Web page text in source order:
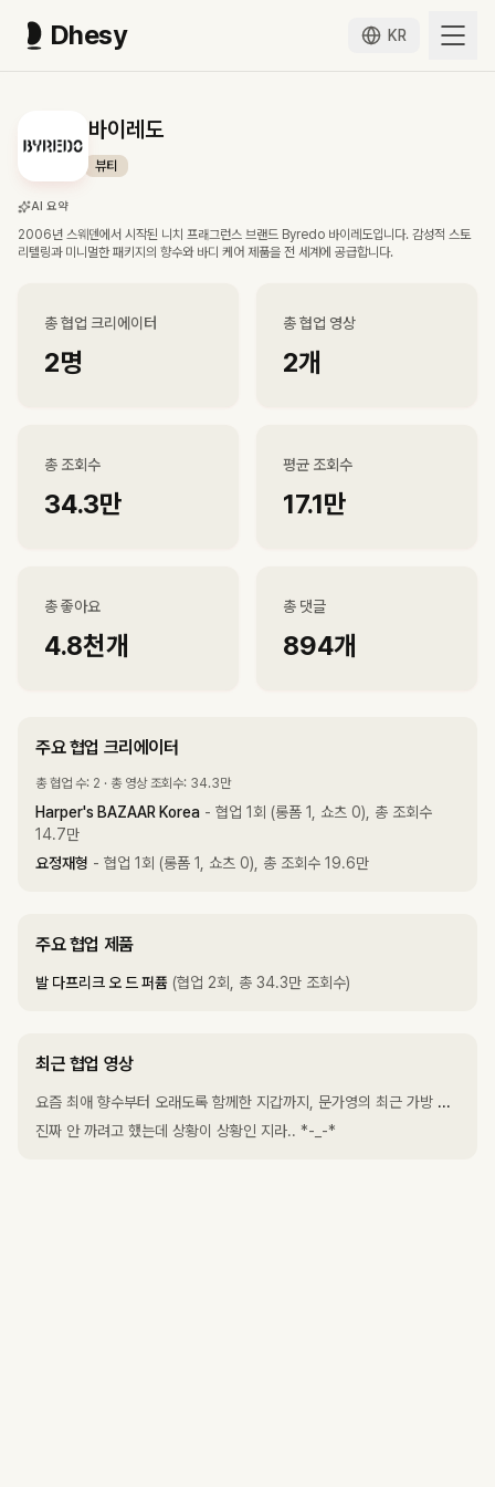
Dhesy KR
바이레도
뷰티
AI 요약
2006년 스웨덴에서 시작된 니치 프래그런스 브랜드 Byredo 바이레도입니다. 감성적 스토
리텔링과 미니멀한 패키지의 향수와 바디 케어 제품을 전 세계에 공급합니다.
총 협업 크리에이터
2명
총 협업 영상
2개
총 조회수
34.3만
평균 조회수
17.1만
총 좋아요
4.8천개
총 댓글
894개
주요 협업 크리에이터
총 협업 수: 2 · 총 영상 조회수: 34.3만
Harper's BAZAAR Korea - 협업 1회 (롱폼 1, 쇼츠 0), 총 조회수
14.7만
요정재형 - 협업 1회 (롱폼 1, 쇼츠 0), 총 조회수 19.6만
주요 협업 제품
발 다프리크 오 드 퍼퓸 (협업 2회, 총 34.3만 조회수)
최근 협업 영상
요즘 최애 향수부터 오래도록 함께한 지갑까지, 문가영의 최근 가방 속은?
진짜 안 까려고 했는데 상황이 상황인 지라.. *-_-*